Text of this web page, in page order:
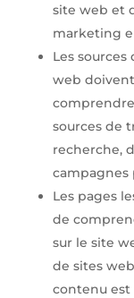
site web et
marketing
Les
web
sources de
recherche,
campagnes
Les pages
de
sur le site
de sites
contenu est